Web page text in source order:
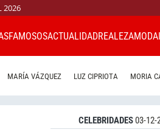
2026
FAMOSOSACTUALIDADREALEZAMODA
MARÍA VÁZQUEZ LUZ CIPRIOTA MORIA
CELEBRIDADES03-12-